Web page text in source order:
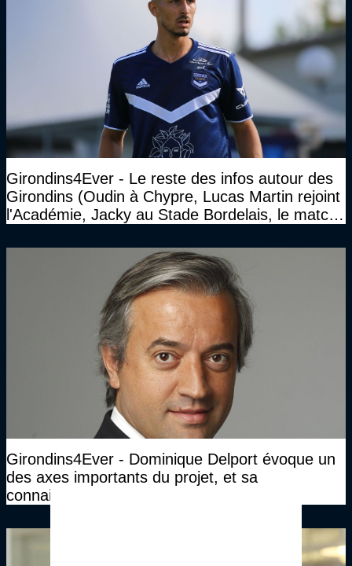
Girondins4Ever - Le reste des infos autour des
Girondins (Oudin à Chypre, Lucas Martin rejoint
l'Académie, Jacky au Stade Bordelais, le match
Girondins4Ever - Dominique Delport évoque un
des axes importants du projet, et sa
connaissance des Girondins